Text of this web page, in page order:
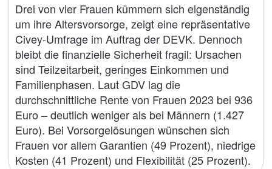
Drei von vier Frauen kümmern sich eigenständig
um ihre Altersvorsorge, zeigt eine repräsentative
Civey-Umfrage im Auftrag der DEVK. Dennoch
bleibt die finanzielle Sicherheit fragil: Ursachen
sind Teilzeitarbeit, geringes Einkommen und
Familienphasen. Laut GDV lag die
durchschnittliche Rente von Frauen 2023 bei 936
Euro – deutlich weniger als bei Männern (1.427
Euro). Bei Vorsorgelösungen wünschen sich
Frauen vor allem Garantien (49 Prozent), niedrige
Kosten (41 Prozent) und Flexibilität (25 Prozent).